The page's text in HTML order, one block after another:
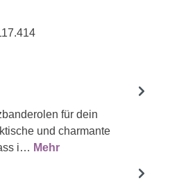
für dein
und charmante
i… Mehr